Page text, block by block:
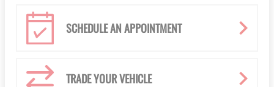
SCHEDULE AN APPOINTMENT
TRADE YOUR VEHICLE